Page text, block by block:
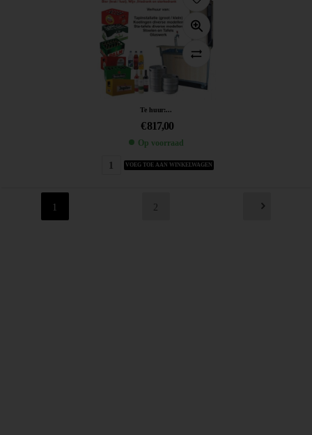
Te huur:...
€ 817,00
Op voorraad
VOEG TOE AAN WINKELWAGEN
1 2